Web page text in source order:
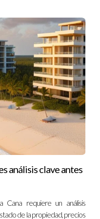
acertadas.
inversión; el
radica en la gestión
la educación
invertir con la
la clave del éxito.
análisis clave antes
Cana requiere un análisis
de la propiedad, precios